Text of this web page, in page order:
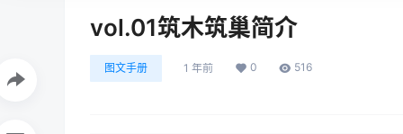
vol.01筑木筑巢简介
图文手册 1 年前 0 516